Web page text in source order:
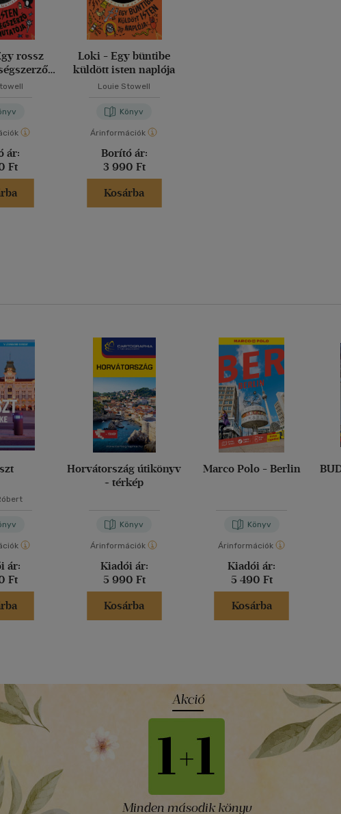
rossz
ár:
Ft
Loki - Egy büntibe
küldött isten naplója
Louie Stowell
Könyv
Árinformációk
Borító ár:
3 990 Ft
Kosárba
ár:
Ft
Horvátország útikönyv
+ térkép
Könyv
Árinformációk
Kiadói ár:
5 990 Ft
Kosárba
Marco Polo - Berlin
Könyv
Árinformációk
Kiadói ár:
5 490 Ft
Kosárba